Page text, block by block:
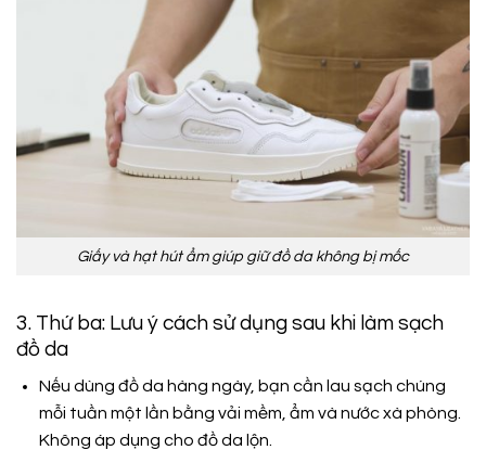
Giấy và hạt hút ẩm giúp giữ đồ da không bị mốc
3. Thứ ba: Lưu ý cách sử dụng sau khi làm sạch
đồ da
Nếu dùng đồ da hàng ngày, bạn cần lau sạch chúng
mỗi tuần một lần bằng vải mềm, ẩm và nước xà phòng.
Không áp dụng cho đồ da lộn.